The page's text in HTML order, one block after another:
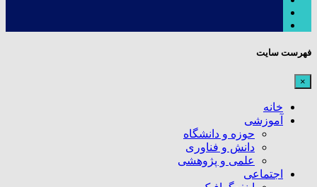
فهرست سایت
×
خانه
آموزشی
حوزه و دانشگاه
دانش و فناوری
علمی و پژوهشی
اجتماعی